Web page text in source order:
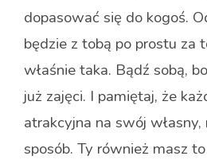
dopasować się do kogoś.
będzie z tobą po prostu za
właśnie taka. Bądź sobą,
już zajęci. I pamiętaj, że
atrakcyjna na swój
sposób. Ty również masz